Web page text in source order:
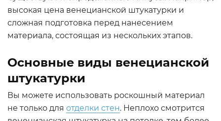
высокая цена венецианской штукатурки и
сложная подготовка перед нанесением
материала, состоящая из нескольких этапов.
Основные виды венецианской
штукатурки
Вы можете использовать роскошный материал
не только для отделки стен. Неплохо смотрится